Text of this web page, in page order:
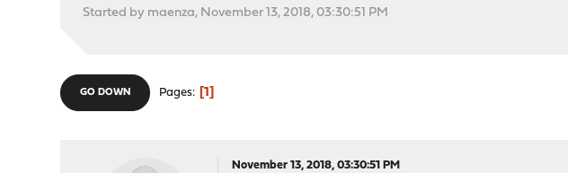
Started by maenza, November 13, 2018, 03:30:51 PM
GO DOWN Pages 1
November 13, 2018, 03:30:51 PM